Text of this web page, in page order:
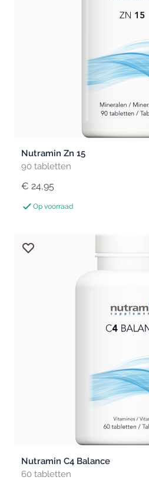
Nutramin Zn 15
90 tabletten
€ 24,95
Op voorraad
Nutramin C4 Balance
60 tabletten